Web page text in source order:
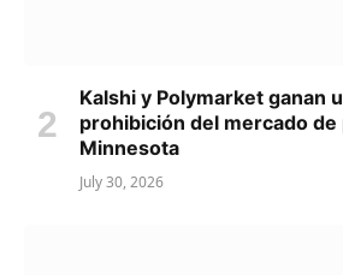
Kalshi y Polymarket ganan
prohibición del mercado
Minnesota
July 30, 2026